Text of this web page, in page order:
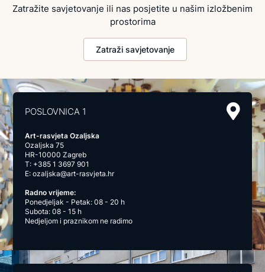
Zatražite savjetovanje ili nas posjetite u našim izložbenim
prostorima
Zatraži savjetovanje
POSLOVNICA 1
Art-rasvjeta Ozaljska
Ozaljska 75
HR-10000 Zagreb
T: +385 1 3697 901
E:ozaljska@art-rasvjeta.hr
Radno vrijeme:
Ponedjeljak - Petak: 08 - 20 h
Subota: 08 - 15 h
Nedjeljom i praznikom ne radimo